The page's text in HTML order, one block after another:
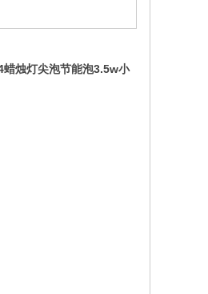
烛灯尖泡节能泡3.5w小